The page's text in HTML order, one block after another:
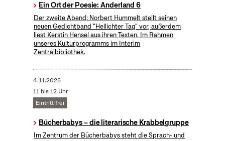
Ein Ort der Poesie: Anderland 6
Der zweite Abend: Norbert Hummelt stellt seinen
neuen Gedichtband "Hellichter Tag" vor, außerdem
liest Kerstin Hensel aus ihren Texten. Im Rahmen
unseres Kulturprogramms im Interim
Zentralbibliothek.
4.11.2025
11 bis 12 Uhr
Eintritt frei
Bücherbabys – die literarische Krabbelgruppe
Im Zentrum der Bücherbabys steht die Sprach- und